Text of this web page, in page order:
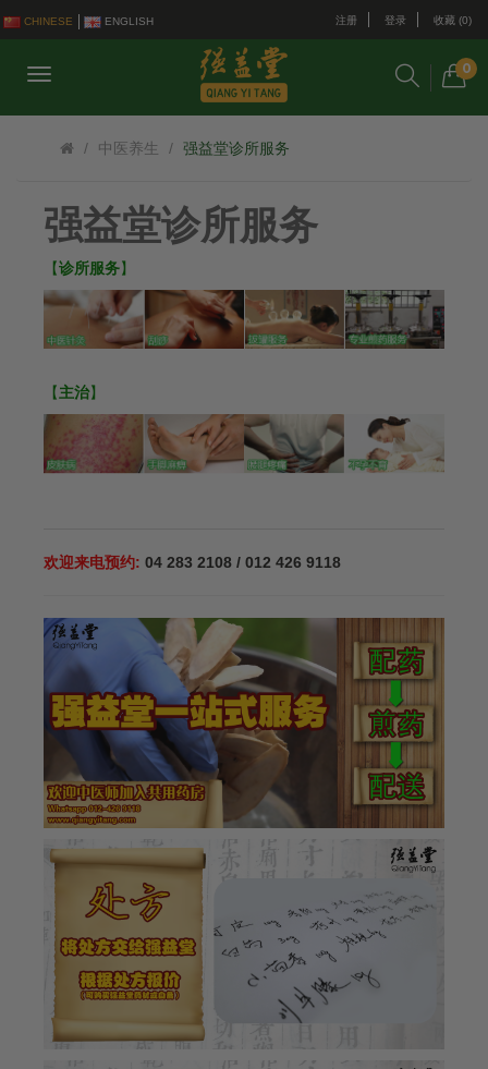
CHINESE ENGLISH 注册 登录 收藏 (0)
0
中医养生 强益堂诊所服务
强益堂诊所服务
【诊所服务】
【主治】
欢迎来电预约: 04 283 2108 / 012 426 9118